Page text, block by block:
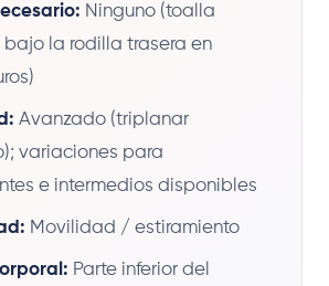
Ninguno (toalla
la rodilla trasera en
Avanzado (triplanar
variaciones para
e intermedios disponibles
Movilidad / estiramiento
Parte inferior del